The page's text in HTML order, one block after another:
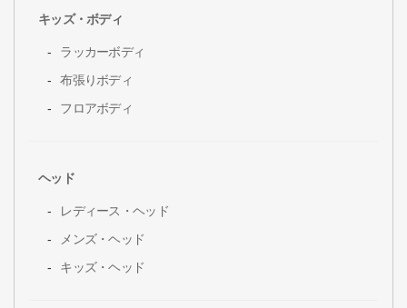
キッズ・ボディ
ラッカーボディ
布張りボディ
フロアボディ
ヘッド
レディース・ヘッド
メンズ・ヘッド
キッズ・ヘッド